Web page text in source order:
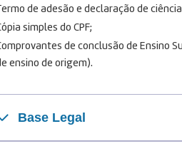
de adesão e declaração de
simples do CPF;
de conclusão de Ensino
ensino de origem).
Base Legal